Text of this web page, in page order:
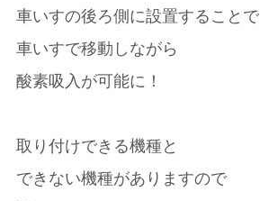
車いすの後ろ側に設置することで
車いすで移動しながら
酸素吸入が可能に！
取り付けできる機種と
できない機種がありますので